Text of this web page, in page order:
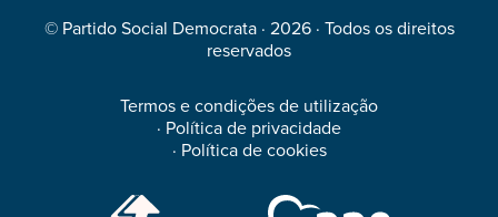
© Partido Social Democrata · 2026 · Todos os direitos
reservados
Termos e condições de utilização
· Política de privacidade
· Política de cookies
Media